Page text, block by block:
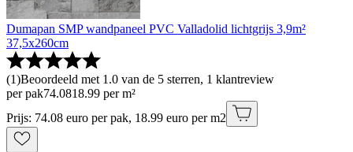
Dumapan SMP wandpaneel PVC Valladolid lichtgrijs 3,9m²
37,5x260cm
(1)Beoordeeld met 1.0 van de 5 sterren, 1 klantreview
per pak74.0818.99 per m²
Prijs: 74.08 euro per pak, 18.99 euro per m2